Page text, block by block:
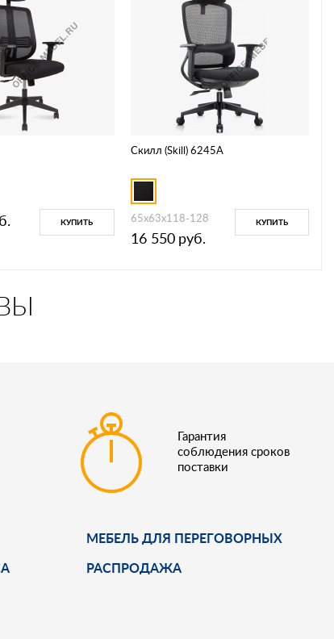
КУПИТЬ
Скилл (Skill) 6245A
65х63х118-128
16 550 руб.
КУПИТЬ
Гарантия
соблюдения сроков
поставки
МЕБЕЛЬ ДЛЯ ПЕРЕГОВОРНЫХ
РАСПРОДАЖА